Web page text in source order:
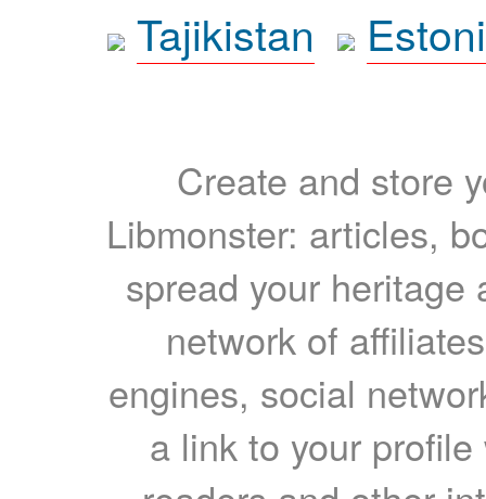
Tajikistan
Create and store
Libmonster: articles,
spread your heritage
network of
engines, social
a link to your